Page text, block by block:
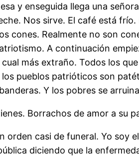
y enseguida llega una
Nos sirve. El café está
cones. Realmente no son
A continuación
más extraño. Todos los
pueblos patrióticos son
Y los pobres se
Borrachos de amor a su
casi de funeral. Yo soy
diciendo que la